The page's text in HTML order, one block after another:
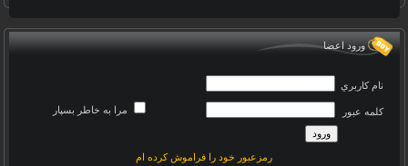
ورود اعضا
نام کاربري
کلمه عبور مرا به خاطر بسپار
رمزعبور خود را فراموش کرده ام